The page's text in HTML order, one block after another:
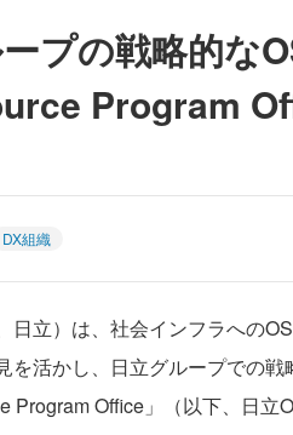
プの戦略的な
Program
DX組織
立）は、社会インフラへの
を活かし、日立グループでの
Program Office」（以下、日立